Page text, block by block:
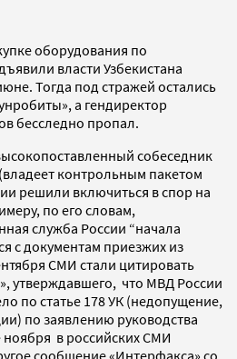
оборудования по
власти Узбекистана
Тогда под стражей остались
а гендиректор
бесследно пропал.
собеседник
контрольным пакетом
решили включиться в спор на
по его словам,
служба России “начала
с документам приезжих из
СМИ стали цитировать
утверждавшего, что МВД России
по статье 178 УК (недопущение,
по заявлению руководства
в российских СМИ
сообщение «Интерфакса» со